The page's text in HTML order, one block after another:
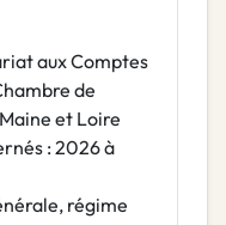
aux Comptes
de
et Loire
: 2026 à
régime